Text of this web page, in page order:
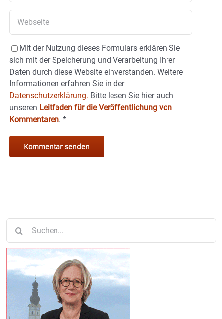
Mit der Nutzung dieses Formulars erklären Sie
sich mit der Speicherung und Verarbeitung Ihrer
Daten durch diese Website einverstanden. Weitere
Informationen erfahren Sie in der
Datenschutzerklärung. Bitte lesen Sie hier auch
unseren Leitfaden für die Veröffentlichung von
Kommentaren. *
nach: